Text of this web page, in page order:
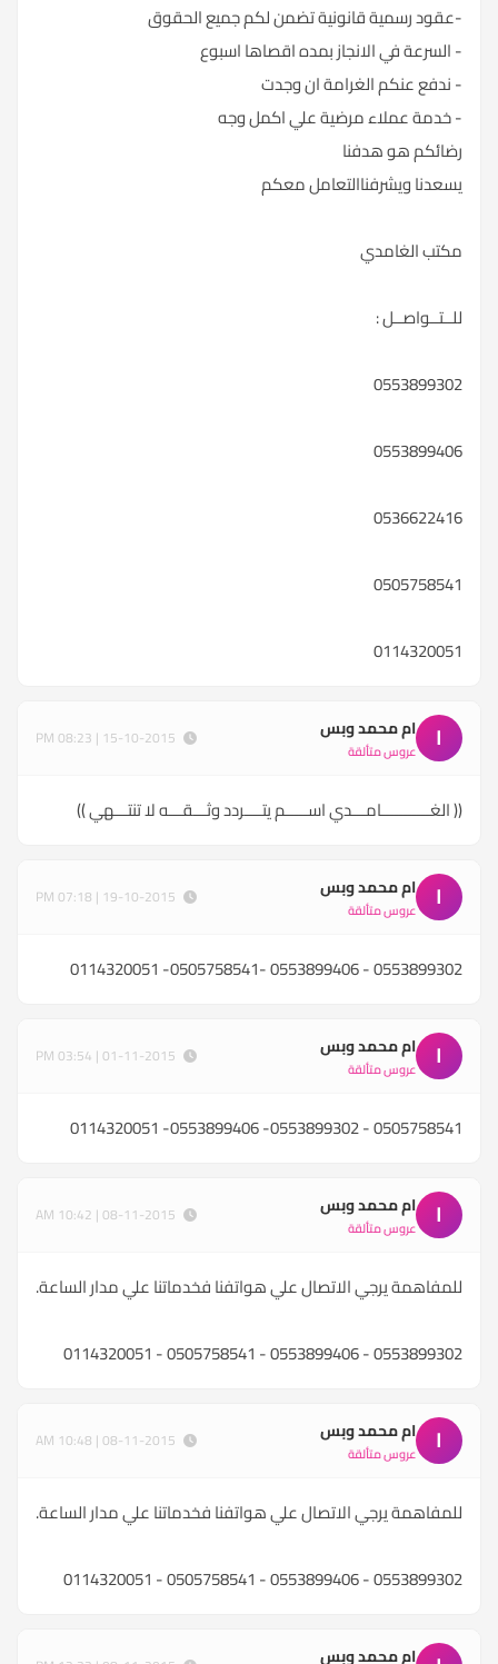
-عقود رسمية قانونية تضمن لكم جميع الحقوق
- السرعة في الانجاز بمده اقصاها اسبوع
- ندفع عنكم الغرامة ان وجدت
- خدمة عملاء مرضية علي اكمل وجه
رضائكم هو هدفنا
يسعدنا ويشرفناالتعامل معكم
مكتب الغامدي
للــتــواصــل :
0553899302
0553899406
0536622416
0505758541
0114320051
ا ام محمد وبس
عروس متألقة
(( الغـــــــــــامـــدي اســـــم يتــــردد وثـــقـــه لا تنتـــهي ))
ا ام محمد وبس
عروس متألقة
0553899302 - 0553899406 -0505758541- 0114320051
ا ام محمد وبس
عروس متألقة
0505758541 - 0553899302- 0553899406- 0114320051
ا ام محمد وبس
عروس متألقة
للمفاهمة يرجي الاتصال علي هواتفنا فخدماتنا علي مدار الساعة.
0553899302 - 0553899406 - 0505758541 - 0114320051
ا ام محمد وبس
عروس متألقة
للمفاهمة يرجي الاتصال علي هواتفنا فخدماتنا علي مدار الساعة.
0553899302 - 0553899406 - 0505758541 - 0114320051
ام محمد وبس